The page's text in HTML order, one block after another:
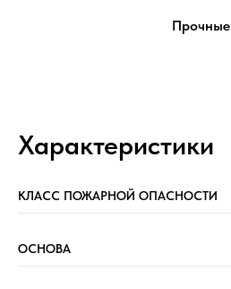
Прочные
Характеристики
КЛАСС ПОЖАРНОЙ ОПАСНОСТИ
ОСНОВА